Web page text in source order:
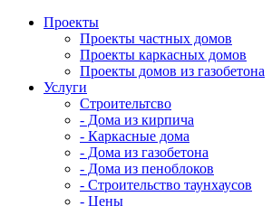
Проекты
Проекты частных домов
Проекты каркасных домов
Проекты домов из газобетона
Услуги
Строительтсво
- Дома из кирпича
- Каркасные дома
- Дома из газобетона
- Дома из пеноблоков
- Строительство таунхаусов
- Цены